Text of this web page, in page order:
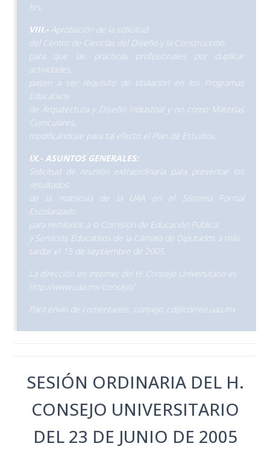
hrs.
VIII.- Aprobación de la solicitud
del Centro de Ciencias del Diseño y la Construcción
para que las prácticas profesionales por duplicar
actividades,
pasen a ser requisito de titulación en los Programas
Educativos
de Arquitectura y Diseño Industrial y no como Materias
Curriculares,
modificándose para tal efecto el Plan de Estudios.
IX.- ASUNTOS GENERALES:
Solicitud de reunión extraordinaria para presentar los
resultados
de la matrícula de la UAA en el Sistema Formal
Escolarizado
para remitirlos a la Comisión de Educación Pública
y Servicios Educativos de la Cámara de Diputados a más
tardar el 15 de septiembre de 2005.
La dirección en internet del H. Consejo Universitario es:
http://www.uaa.mx/consejo/
Para envío de comentarios: consejo_cd@correo.uaa.mx
SESIÓN ORDINARIA DEL H.
CONSEJO UNIVERSITARIO
DEL 23 DE JUNIO DE 2005